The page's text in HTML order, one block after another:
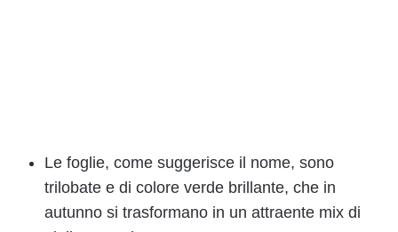
Le foglie, come suggerisce il nome, sono
trilobate e di colore verde brillante, che in
autunno si trasformano in un attraente mix di